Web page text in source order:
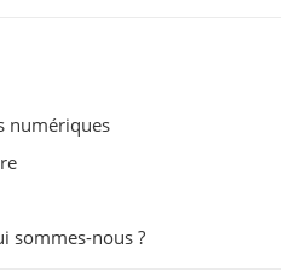
numériques
sommes-nous ?